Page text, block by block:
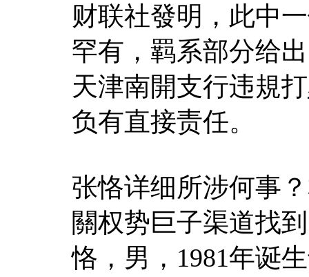
财联社發明，此中
罕有，羁系部分给
天津南開支行违規打
负有直接责任。
张恪详细所涉何事
關权势巨子渠道找
恪，男，1981年诞